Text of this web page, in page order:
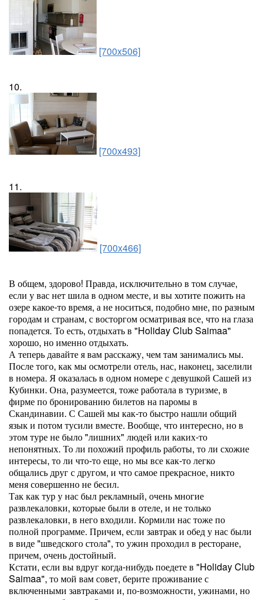
[700x506]
10.
[700x493]
11.
[700x466]
В общем, здорово! Правда, исключительно в том случае,
если у вас нет шила в одном месте, и вы хотите пожить на
озере какое-то время, а не носиться, подобно мне, по разным
городам и странам, с восторгом осматривая все, что на глаза
попадется. То есть, отдыхать в "Holiday Club Saimaa"
хорошо, но именно отдыхать.
А теперь давайте я вам расскажу, чем там занимались мы.
После того, как мы осмотрели отель, нас, наконец, заселили
в номера. Я оказалась в одном номере с девушкой Сашей из
Кубинки. Она, разумеется, тоже работала в туризме, в
фирме по бронированию билетов на паромы в
Скандинавии. С Сашей мы как-то быстро нашли общий
язык и потом тусили вместе. Вообще, что интересно, но в
этом туре не было "лишних" людей или каких-то
непонятных. То ли похожий профиль работы, то ли схожие
интересы, то ли что-то еще, но мы все как-то легко
общались друг с другом, и что самое прекрасное, никто
меня совершенно не бесил.
Так как тур у нас был рекламный, очень многие
развлекаловки, которые были в отеле, и не только
развлекаловки, в него входили. Кормили нас тоже по
полной программе. Причем, если завтрак и обед у нас были
в виде "шведского стола", то ужин проходил в ресторане,
причем, очень достойный.
Кстати, если вы вдруг когда-нибудь поедете в "Holiday Club
Saimaa", то мой вам совет, берите проживание с
включенными завтраками и, по-возможности, ужинами, но